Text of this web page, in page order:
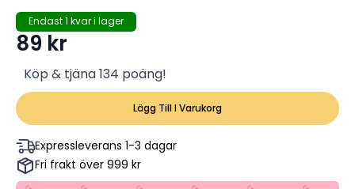
Endast 1 kvar i lager
89 kr
Köp & tjäna 134 poäng!
Lägg Till I Varukorg
Expressleverans 1-3 dagar
Fri frakt över 999 kr